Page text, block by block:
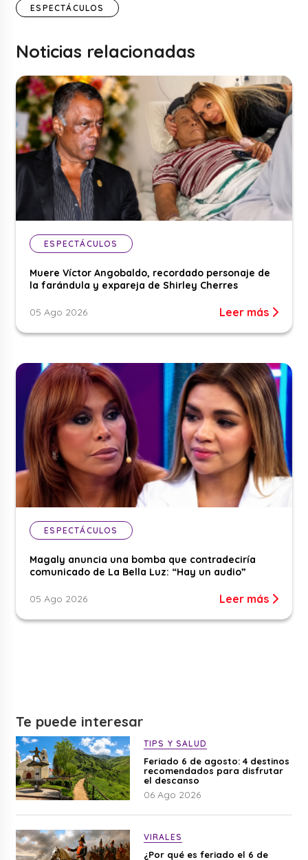
ESPECTÁCULOS
Noticias relacionadas
ESPECTÁCULOS
Muere Víctor Angobaldo, recordado personaje de
la farándula y expareja de Shirley Cherres
05 Ago 2026 Leer más
ESPECTÁCULOS
Magaly anuncia una bomba que contradeciría
comunicado de La Bella Luz: “Hay un audio”
05 Ago 2026 Leer más
Te puede interesar
TIPS Y SALUD
Feriado 6 de agosto: 4 destinos
recomendados para disfrutar
el descanso
06 Ago 2026
VIRALES
¿Por qué es feriado el 6 de